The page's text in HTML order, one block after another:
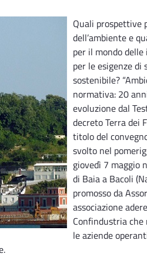
Quali prospettive
dell’ambiente e
per il mondo delle
per le esigenze di
sostenibile?
normativa: 20
evoluzione dal
decreto Terra dei
titolo del
svolto nel
giovedì 7 maggio
di Baia a Bacoli
promosso da
associazione
Confindustria
le aziende